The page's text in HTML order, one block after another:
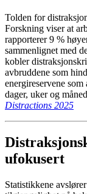
Tolden for
Forskning viser at
rapporterer 9 %
sammenlignet med
kobler
avbruddene som
energireservene
dager, uker og
Distractions 2025
ufokusert
Statistikkene